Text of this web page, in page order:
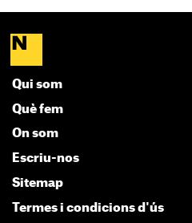
Qui som
Què fem
On som
Escriu-nos
Sitemap
Termes i condicions d'ús